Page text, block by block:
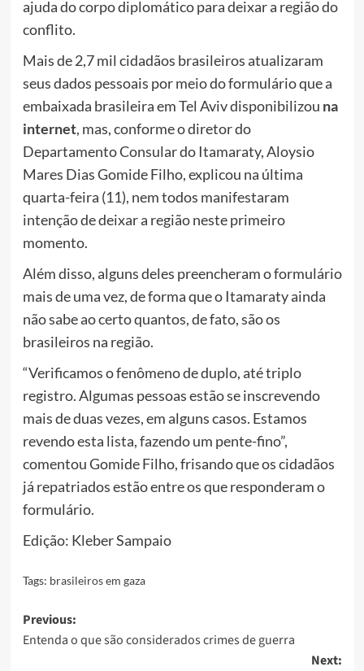
ajuda do corpo diplomático para deixar a região do
conflito.
Mais de 2,7 mil cidadãos brasileiros atualizaram
seus dados pessoais por meio do formulário que a
embaixada brasileira em Tel Aviv disponibilizou na
internet, mas, conforme o diretor do
Departamento Consular do Itamaraty, Aloysio
Mares Dias Gomide Filho, explicou na última
quarta-feira (11), nem todos manifestaram
intenção de deixar a região neste primeiro
momento.
Além disso, alguns deles preencheram o formulário
mais de uma vez, de forma que o Itamaraty ainda
não sabe ao certo quantos, de fato, são os
brasileiros na região.
“Verificamos o fenômeno de duplo, até triplo
registro. Algumas pessoas estão se inscrevendo
mais de duas vezes, em alguns casos. Estamos
revendo esta lista, fazendo um pente-fino”,
comentou Gomide Filho, frisando que os cidadãos
já repatriados estão entre os que responderam o
formulário.
Edição: Kleber Sampaio
Tags: brasileiros em gaza
Post
navigation
Previous:
Entenda o que são considerados crimes de guerra
Next: